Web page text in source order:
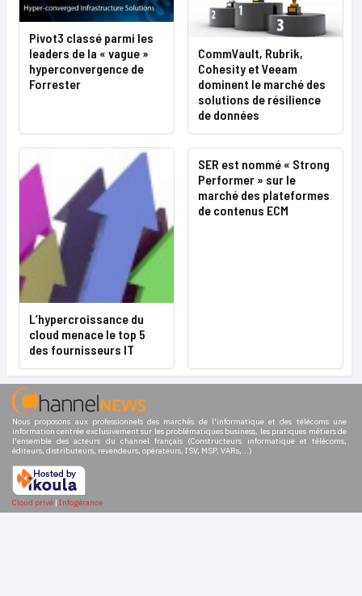
Pivot3 classé parmi les
leaders de la « vague »
hyperconvergence de
Forrester
CommVault, Rubrik,
Cohesity et Veeam
dominent le marché des
solutions de résilience
de données
L’hypercroissance du
cloud menace le top 5
des fournisseurs IT
SER est nommé « Strong
Performer » sur le
marché des plateformes
de contenus ECM
Nous proposons aux professionnels des marchés de l'informatique et des télécoms une
information centrée exclusivement sur les problématiques business, les pratiques métiers de
l'ensemble des acteurs du channel français (Constructeurs informatique et télécoms,
éditeurs, distributeurs, revendeurs, opérateurs, ISV, MSP, VARs,...)
Cloud privé | Infogérance